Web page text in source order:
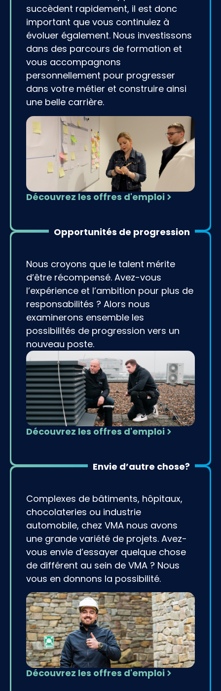
succèdent rapidement, il est donc
important que vous continuiez à
évoluer également. Nous investissons
dans des parcours de formation et
vous accompagnons
personnellement pour progresser
dans votre métier et construire ainsi
une belle carrière.
Découvrez les offres d'emploi
Opportunités de progression
Nous croyons que le talent mérite
d’être récompensé. Avez-vous
l’expérience et l’ambition pour plus de
responsabilités ? Alors nous
examinerons ensemble les
possibilités de progression vers un
nouveau poste.
Découvrez les offres d'emploi
Envie d’autre chose?
Complexes de bâtiments, hôpitaux,
chocolateries ou industrie
automobile, chez VMA nous avons
une grande variété de projets. Avez-
vous envie d’essayer quelque chose
de différent au sein de VMA ? Nous
vous en donnons la possibilité.
Découvrez les offres d'emploi